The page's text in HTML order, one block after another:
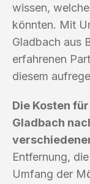
wissen, welche
könnten. Mit
Gladbach aus
erfahrenen
diesem
Die Kosten
Gladbach
Entfernung,
Umfang der